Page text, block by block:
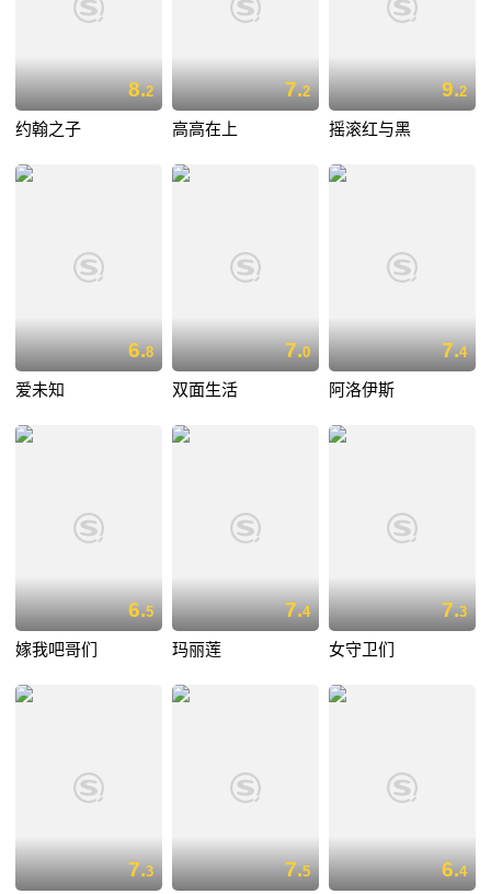
8.2
约翰之子
7.2
高高在上
9.2
摇滚红与黑
6.8
爱未知
7.0
双面生活
7.4
阿洛伊斯
6.5
嫁我吧哥们
7.4
玛丽莲
7.3
女守卫们
7.3 7.5 6.4